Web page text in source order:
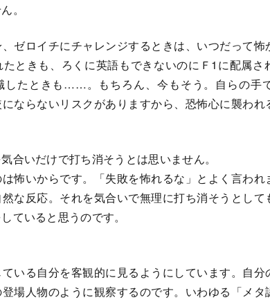
。
ゼロイチにチャレンジするときは、いつだって怖
たときも、ろくに英語もできないのにＦ1に配属
したときも……。もちろん、今もそう。自らの手
ならないリスクがありますから、恐怖心に襲われ
合いだけで打ち消そうとは思いません。
怖いからです。「失敗を怖れるな」とよく言われ
な反応。それを気合いで無理に打ち消そうとし
ていると思うのです。
いる自分を客観的に見るようにしています。自分
場人物のように観察するのです。いわゆる「メ